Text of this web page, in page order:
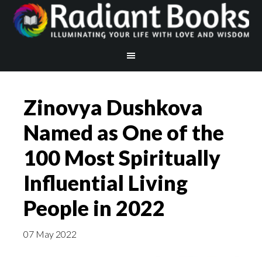
Zinovya Dushkova
Named as One of the
100 Most Spiritually
Influential Living
People in 2022
07 May 2022